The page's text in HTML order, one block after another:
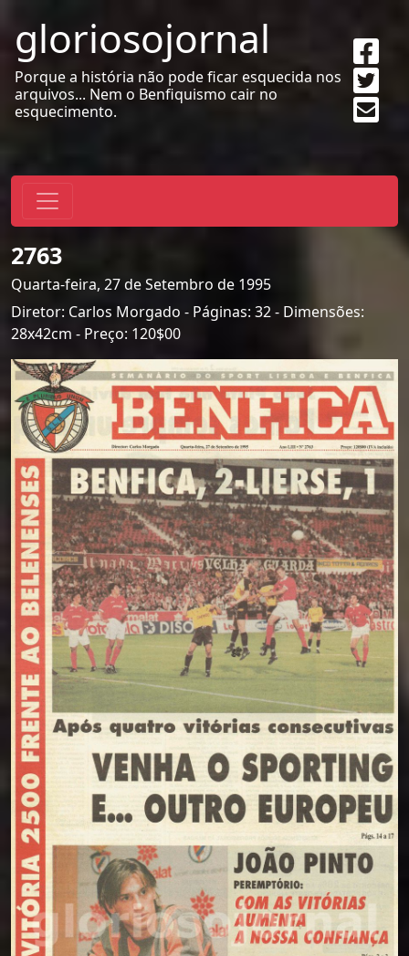
gloriosojornal
Porque a história não pode ficar esquecida nos
arquivos... Nem o Benfiquismo cair no
esquecimento.
on
2763
Quarta-feira, 27 de Setembro de 1995
Diretor: Carlos Morgado - Páginas: 32 - Dimensões:
28x42cm - Preço: 120$00